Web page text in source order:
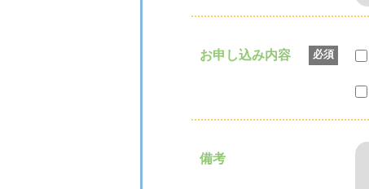
お申し込み内容 必須
備考